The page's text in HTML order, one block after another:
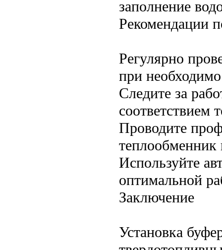
заполнение
Рекомендации
Регулярно
при
Следите за
соответствием
Проводите
Используйте
оптимальной
Заключение
Установка